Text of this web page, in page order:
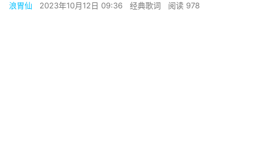
浪胃仙 2023年10月12日 09:36 经典歌词 阅读 978